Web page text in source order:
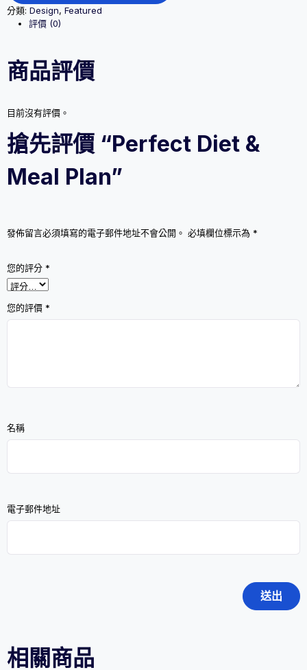
Plan
分類: Design, Featured
評價 (0)
商品評價
目前沒有評價。
搶先評價 “Perfect Diet &
Meal Plan”
發佈留言必須填寫的電子郵件地址不會公開。 必填欄位標示為 *
您的評分 *
您的評價 *
名稱
電子郵件地址
相關商品